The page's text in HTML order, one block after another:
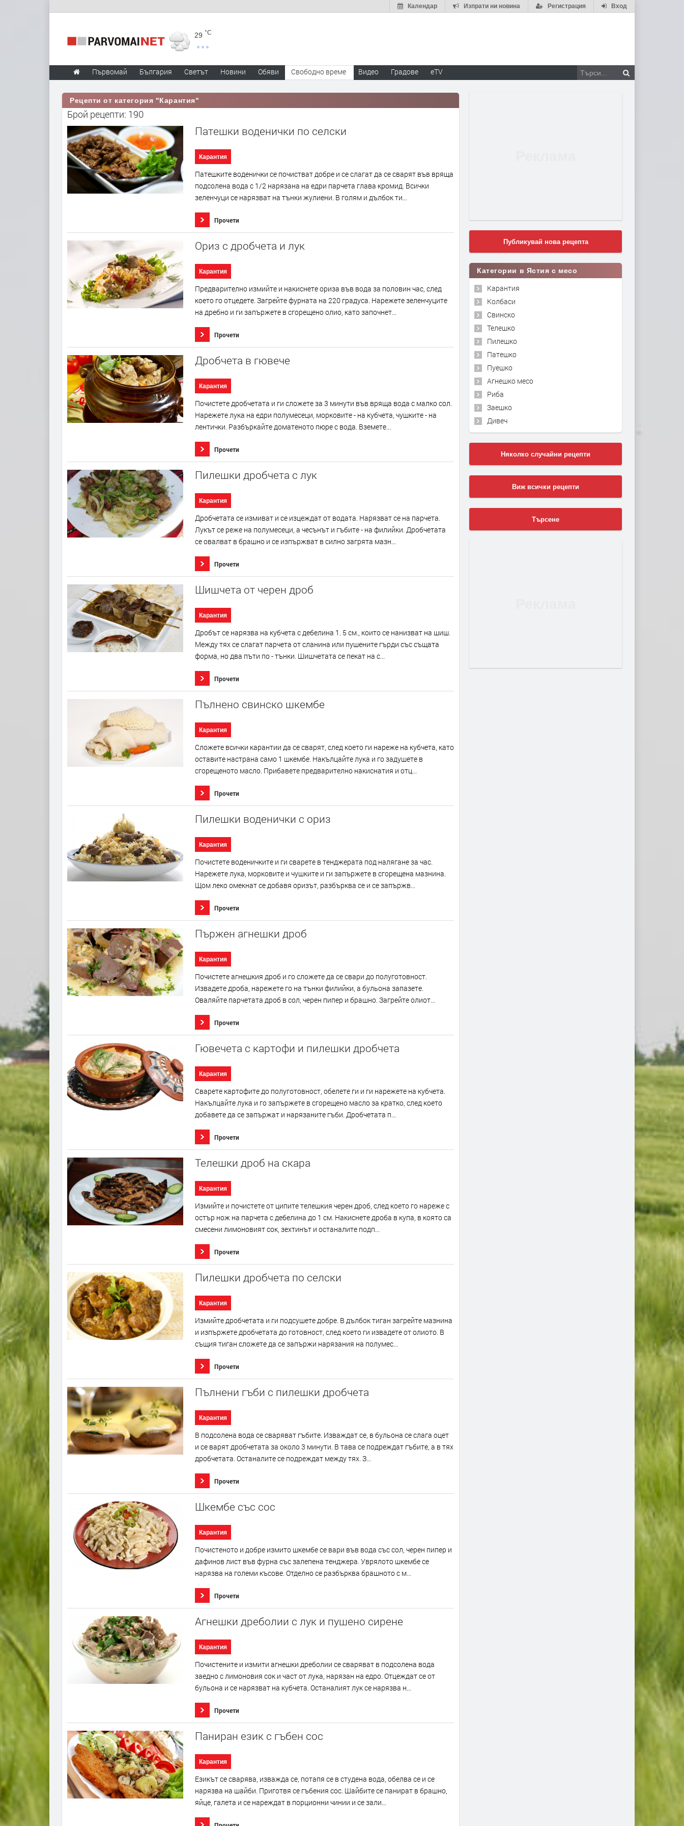
Вход
Регистрация
Изпрати ни новина
Календар
29 °C
Първомай България Светът Новини Обяви Свободно време Видео Градове eTV
Рецепти от категория "Карантия"
Брой рецепти: 190
Патешки воденички по селски
Карантия
Патешките воденички се почистват добре и се слагат да се сварят във вряща
подсолена вода с 1/2 нарязана на едри парчета глава кромид. Всички
зеленчуци се нарязват на тънки жулиени. В голям и дълбок ти...
Прочети
Ориз с дробчета и лук
Карантия
Предварително измийте и накиснете ориза във вода за половин час, след
което го отцедете. Загрейте фурната на 220 градуса. Нарежете зеленчуците
на дребно и ги запържете в сгорещено олио, като започнет...
Прочети
Дробчета в гювече
Карантия
Почистете дробчетата и ги сложете за 3 минути във вряща вода с малко сол.
Нарежете лука на едри полумесеци, морковите - на кубчета, чушките - на
лентички. Разбъркайте доматеното пюре с вода. Вземете...
Прочети
Пилешки дробчета с лук
Карантия
Дробчетата се измиват и се изцеждат от водата. Нарязват се на парчета.
Лукът се реже на полумесеци, а чесънът и гъбите - на филийки. Дробчетата
се овалват в брашно и се изпържват в силно загрята мазн...
Прочети
Шишчета от черен дроб
Карантия
Дробът се нарязва на кубчета с дебелина 1. 5 см., които се нанизват на шиш.
Между тях се слагат парчета от сланина или пушените гърди със същата
форма, но два пъти по - тънки. Шишчетата се пекат на с...
Прочети
Пълнено свинско шкембе
Карантия
Сложете всички карантии да се сварят, след което ги нареже на кубчета, като
оставите настрана само 1 шкембе. Накълцайте лука и го задушете в
сгорещеното масло. Прибавете предварително накиснатия и отц...
Прочети
Пилешки воденички с ориз
Карантия
Почистете воденичките и ги сварете в тенджерата под налягане за час.
Нарежете лука, морковите и чушките и ги запържете в сгорещена мазнина.
Щом леко омекнат се добавя оризът, разбърква се и се запържв...
Прочети
Пържен агнешки дроб
Карантия
Почистете агнешкия дроб и го сложете да се свари до полуготовност.
Извадете дроба, нарежете го на тънки филийки, а бульона запазете.
Оваляйте парчетата дроб в сол, черен пипер и брашно. Загрейте олиот...
Прочети
Гювечета с картофи и пилешки дробчета
Карантия
Сварете картофите до полуготовност, обелете ги и ги нарежете на кубчета.
Накълцайте лука и го запържете в сгорещено масло за кратко, след което
добавете да се запържат и нарязаните гъби. Дробчетата п...
Прочети
Телешки дроб на скара
Карантия
Измийте и почистете от ципите телешкия черен дроб, след което го нареже с
остър нож на парчета с дебелина до 1 см. Накиснете дроба в купа, в която са
смесени лимоновият сок, зехтинът и останалите подп...
Прочети
Пилешки дробчета по селски
Карантия
Измийте дробчетата и ги подсушете добре. В дълбок тиган загрейте мазнина
и изпържете дробчетата до готовност, след което ги извадете от олиото. В
същия тиган сложете да се запържи нарязания на полумес...
Прочети
Пълнени гъби с пилешки дробчета
Карантия
В подсолена вода се сваряват гъбите. Изваждат се, в бульона се слага оцет
и се варят дробчетата за около 3 минути. В тава се подреждат гъбите, а в тях
дробчетата. Останалите се подреждат между тях. З...
Прочети
Шкембе със сос
Карантия
Почистеното и добре измито шкембе се вари във вода със сол, черен пипер и
дафинов лист във фурна със залепена тенджера. Уврялото шкембе се
нарязва на големи късове. Отделно се разбърква брашното с м...
Прочети
Aгнешки дреболии с лук и пушено сирене
Карантия
Почистените и измити агнешки дреболии се сваряват в подсолена вода
заедно с лимоновия сок и част от лука, нарязан на едро. Отцеждат се от
бульона и се нарязват на кубчета. Останалият лук се нарязва н...
Прочети
Паниран език с гъбен сос
Карантия
Езикът се сварява, изважда се, потапя се в студена вода, обелва се и се
нарязва на шайби. Приготвя се гъбения сос. Шайбите се панират в брашно,
яйце, галета и се нареждат в порционни чинии и се зали...
Публикувай нова рецепта
Категории в Ястия с месо
Карантия
Колбаси
Свинско
Телешко
Пилешко
Патешко
Пуешко
Агнешко месо
Риба
Заешко
Дивеч
Няколко случайни рецепти
Виж всички рецепти
Търсене